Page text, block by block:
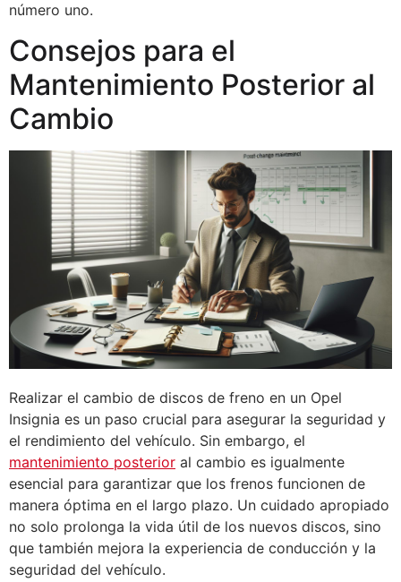
número uno.
Consejos para el
Mantenimiento Posterior al
Cambio
Realizar el cambio de discos de freno en un Opel
Insignia es un paso crucial para asegurar la seguridad y
el rendimiento del vehículo. Sin embargo, el
mantenimiento posterior al cambio es igualmente
esencial para garantizar que los frenos funcionen de
manera óptima en el largo plazo. Un cuidado apropiado
no solo prolonga la vida útil de los nuevos discos, sino
que también mejora la experiencia de conducción y la
seguridad del vehículo.